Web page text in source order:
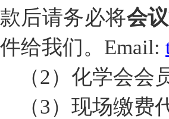
款后请务必将会
件给我们。Email:
（2）化学会
（3）现场缴